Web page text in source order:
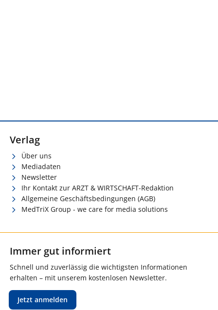
Verlag
Über uns
Mediadaten
Newsletter
Ihr Kontakt zur ARZT & WIRTSCHAFT-Redaktion
Allgemeine Geschäftsbedingungen (AGB)
MedTriX Group - we care for media solutions
Immer gut informiert
Schnell und zuverlässig die wichtigsten Informationen
erhalten – mit unserem kostenlosen Newsletter.
Jetzt anmelden